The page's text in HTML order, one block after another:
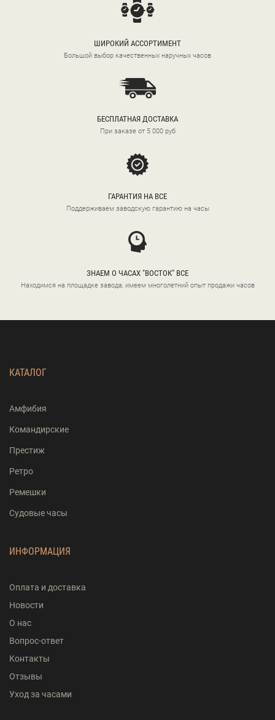
ШИРОКИЙ АССОРТИМЕНТ
Большой выбор качественных наручных часов
БЕСПЛАТНАЯ ДОСТАВКА
При заказе от 5 000 руб
ГАРАНТИЯ НА ВСЕ
Поддерживаем заводскую гарантию на часы
ЗНАЕМ О ЧАСАХ "ВОСТОК" ВСЕ
Находимся на площадке завода, имеем многолетний опыт продажи часов
КАТАЛОГ
Амфибия
Командирские
Престиж
Ретро
Ремешки
Судовые часы
ИНФОРМАЦИЯ
Оплата и доставка
Новости
О нас
Вопрос-ответ
Контакты
Отзывы
Уход за часами